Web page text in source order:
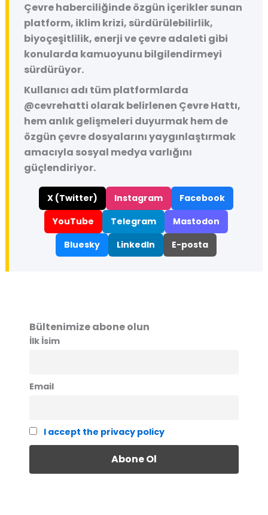
Çevre haberciliğinde özgün içerikler sunan
platform, iklim krizi, sürdürülebilirlik,
biyoçeşitlilik, enerji ve çevre adaleti gibi
konularda kamuoyunu bilgilendirmeyi
sürdürüyor.
Kullanıcı adı tüm platformlarda
@cevrehatti olarak belirlenen Çevre Hattı,
hem anlık gelişmeleri duyurmak hem de
özgün çevre dosyalarını yaygınlaştırmak
amacıyla sosyal medya varlığını
güçlendiriyor.
X (Twitter) Instagram
Facebook
YouTube
Telegram
Mastodon
Bluesky
LinkedIn E-posta
Bültenimize abone olun
İlk İsim
Email
I accept the privacy policy